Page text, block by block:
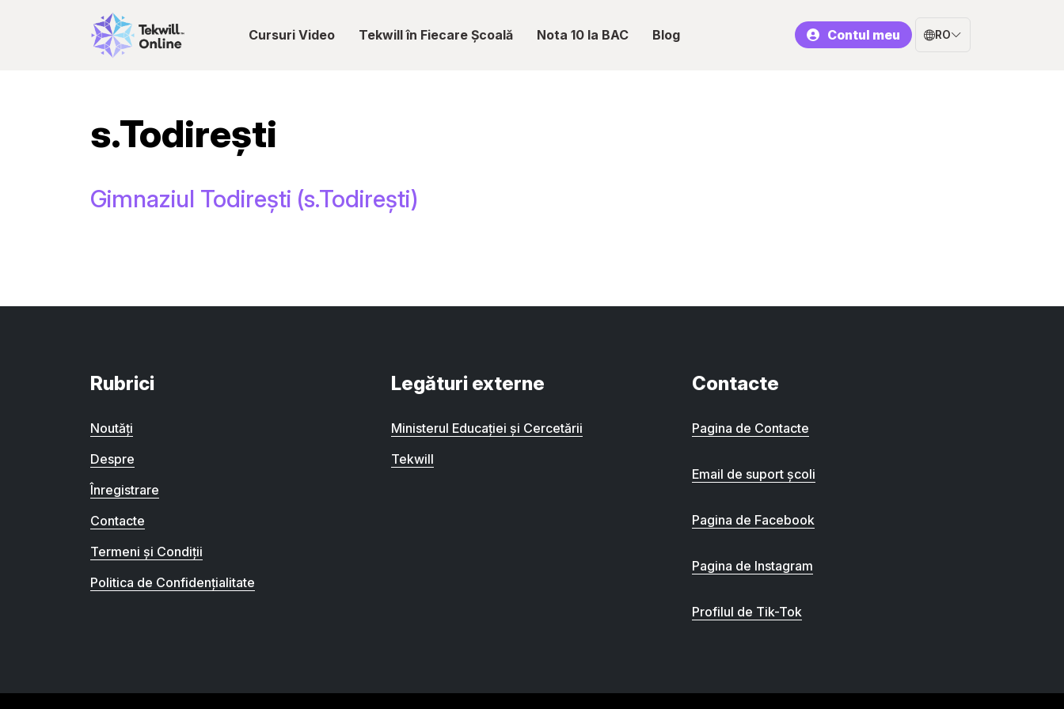
Cursuri Video Tekwill în Fiecare Școală Nota 10 la BAC Blog Contul meu RO
s.Todirești
Gimnaziul Todirești (s.Todirești)
Rubrici
Noutăți
Despre
Înregistrare
Contacte
Termeni și Condiții
Politica de Confidențialitate
Legături externe
Ministerul Educației și Cercetării
Tekwill
Contacte
Pagina de Contacte
Email de suport școli
Pagina de Facebook
Pagina de Instagram
Profilul de Tik-Tok